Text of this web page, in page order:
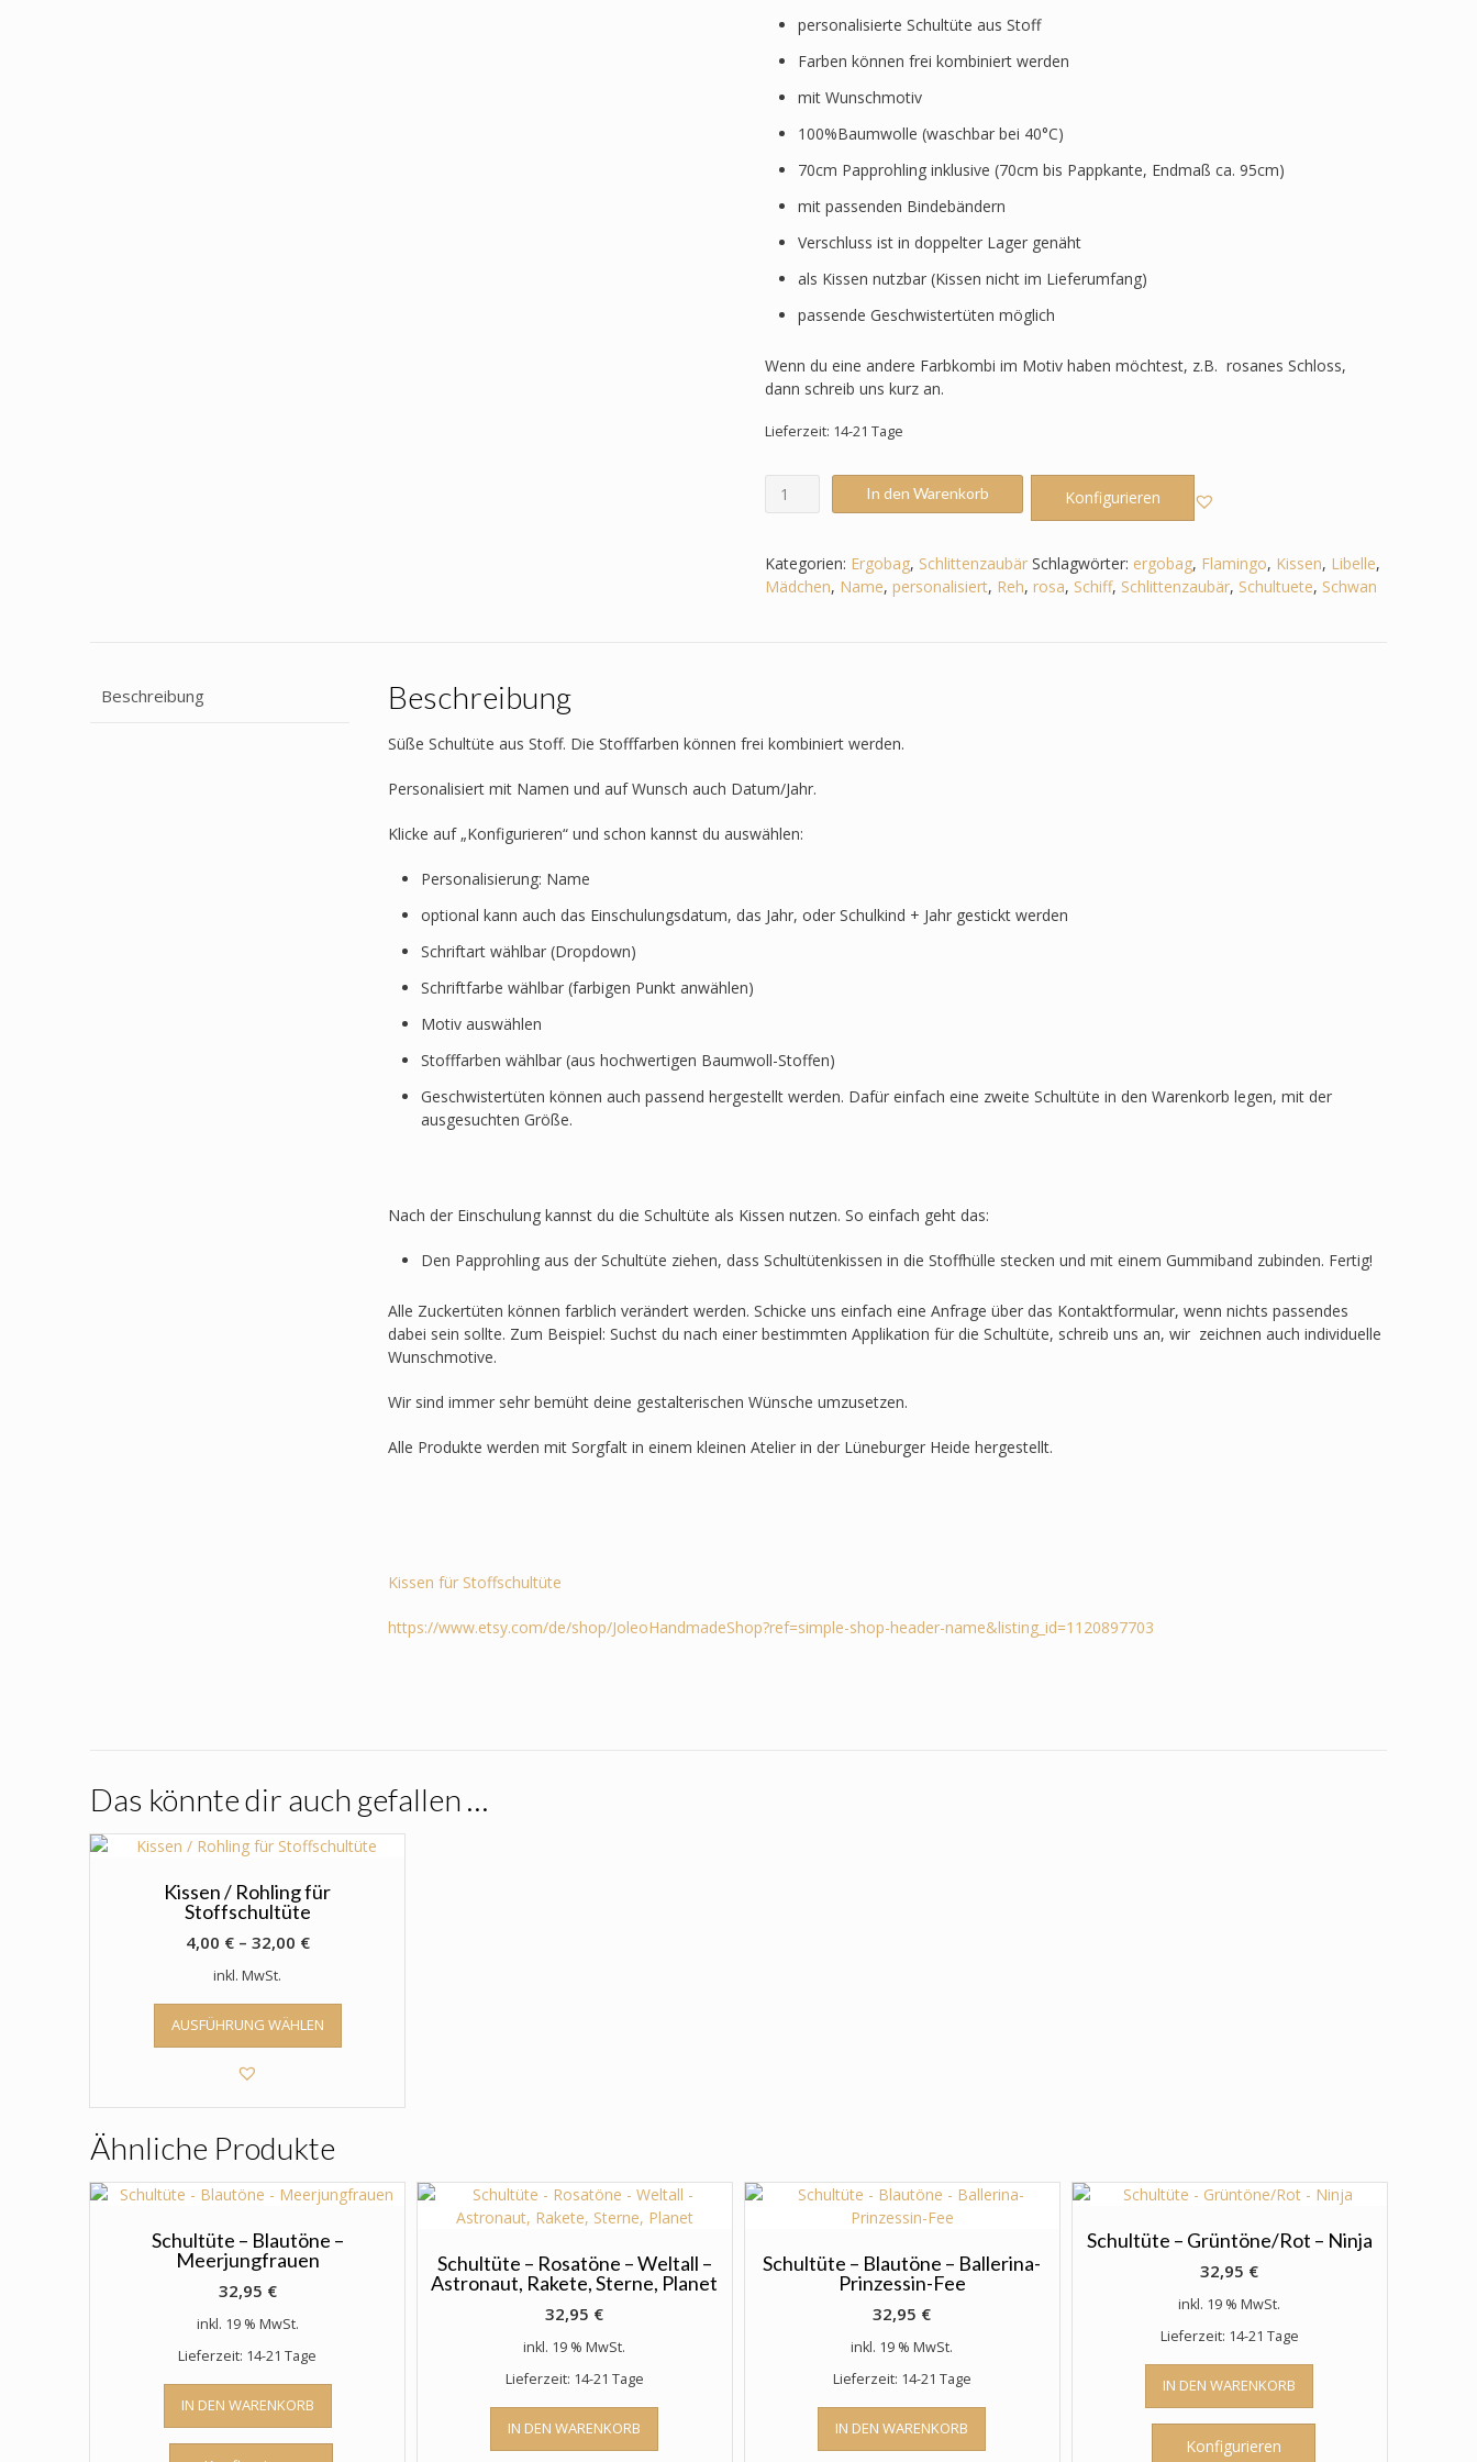
personalisierte Schultüte aus Stoff
Farben können frei kombiniert werden
mit Wunschmotiv
100%Baumwolle (waschbar bei 40°C)
70cm Papprohling inklusive (70cm bis Pappkante, Endmaß ca. 95cm)
mit passenden Bindebändern
Verschluss ist in doppelter Lager genäht
als Kissen nutzbar (Kissen nicht im Lieferumfang)
passende Geschwistertüten möglich
Wenn du eine andere Farbkombi im Motiv haben möchtest, z.B. rosanes Schloss,
dann schreib uns kurz an.
Lieferzeit: 14-21 Tage
Schultüte
Ergobag
-
Schlittenzaubär
In den Warenkorb Konfigurieren
Kategorien: Ergobag, Schlittenzaubär Schlagwörter: ergobag, Flamingo, Kissen, Libelle,
Mädchen, Name, personalisiert, Reh, rosa, Schiff, Schlittenzaubär, Schultuete, Schwan
Beschreibung Beschreibung
Süße Schultüte aus Stoff. Die Stofffarben können frei kombiniert werden.
Personalisiert mit Namen und auf Wunsch auch Datum/Jahr.
Klicke auf „Konfigurieren“ und schon kannst du auswählen:
Personalisierung: Name
optional kann auch das Einschulungsdatum, das Jahr, oder Schulkind + Jahr gestickt werden
Schriftart wählbar (Dropdown)
Schriftfarbe wählbar (farbigen Punkt anwählen)
Motiv auswählen
Stofffarben wählbar (aus hochwertigen Baumwoll-Stoffen)
Geschwistertüten können auch passend hergestellt werden. Dafür einfach eine zweite Schultüte in den Warenkorb legen, mit der
ausgesuchten Größe.
Nach der Einschulung kannst du die Schultüte als Kissen nutzen. So einfach geht das:
Den Papprohling aus der Schultüte ziehen, dass Schultütenkissen in die Stoffhülle stecken und mit einem Gummiband zubinden. Fertig!
Alle Zuckertüten können farblich verändert werden. Schicke uns einfach eine Anfrage über das Kontaktformular, wenn nichts passendes
dabei sein sollte. Zum Beispiel: Suchst du nach einer bestimmten Applikation für die Schultüte, schreib uns an, wir zeichnen auch individuelle
Wunschmotive.
Wir sind immer sehr bemüht deine gestalterischen Wünsche umzusetzen.
Alle Produkte werden mit Sorgfalt in einem kleinen Atelier in der Lüneburger Heide hergestellt.
Kissen für Stoffschultüte
https://www.etsy.com/de/shop/JoleoHandmadeShop?ref=simple-shop-header-name&listing_id=1120897703
Das könnte dir auch gefallen …
Kissen / Rohling für
Stoffschultüte
4,00 €– 32,00 €
inkl. MwSt.
AUSFÜHRUNG WÄHLEN
Dieses
weist
können
der
Ähnliche Produkte
Schultüte – Blautöne –
Meerjungfrauen
32,95 €
inkl. 19 % MwSt.
Lieferzeit: 14-21 Tage
IN DEN WARENKORB
Schultüte – Rosatöne – Weltall –
Astronaut, Rakete, Sterne, Planet
32,95 €
inkl. 19 % MwSt.
Lieferzeit: 14-21 Tage
IN DEN WARENKORB
Schultüte – Blautöne – Ballerina-
Prinzessin-Fee
32,95 €
inkl. 19 % MwSt.
Lieferzeit: 14-21 Tage
IN DEN WARENKORB
Schultüte – Grüntöne/Rot – Ninja
32,95 €
inkl. 19 % MwSt.
Lieferzeit: 14-21 Tage
IN DEN WARENKORB
Konfigurieren